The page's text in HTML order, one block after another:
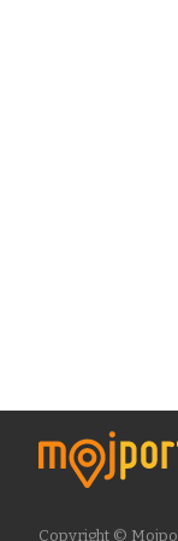
Copyright ©